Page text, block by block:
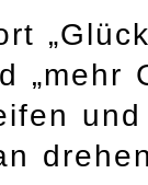
„mehr